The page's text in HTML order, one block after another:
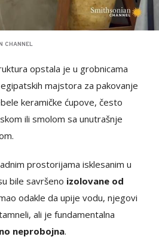
CHANNEL
opstala je u grobnicama
majstora za pakovanje
keramičke ćupove, često
ili smolom sa unutrašnje
prostorijama isklesanim u
bile savršeno izolovane od
odakle da upije vodu, njegovi
ali je fundamentalna
neprobojna.